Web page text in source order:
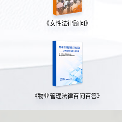
《女性法律顾问》
《物业管理法律百问百答》